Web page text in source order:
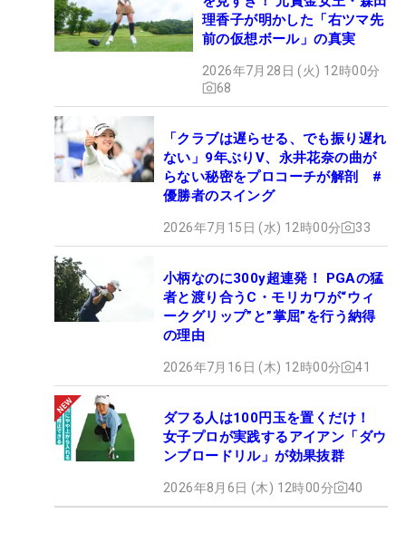
理香子が明かした「右ツマ先
前の仮想ボール」の真実
2026年7月28日 (火) 12時00分
68
「クラブは遅らせる、でも振り遅れ
ない」9年ぶりV、永井花奈の曲が
らない秘密をプロコーチが解剖 #
優勝者のスイング
2026年7月15日 (水) 12時00分 33
小柄なのに300y超連発！ PGAの猛
者と渡り合うC・モリカワが“ウィ
ークグリップ”と”掌屈”を行う納得
の理由
2026年7月16日 (木) 12時00分 41
ダフる人は100円玉を置くだけ！
女子プロが実践するアイアン「ダウ
ンブロードリル」が効果抜群
2026年8月6日 (木) 12時00分 40